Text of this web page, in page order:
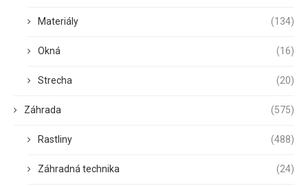
Materiály (134)
Okná (16)
Strecha (20)
Záhrada (575)
Rastliny (488)
Záhradná technika (24)